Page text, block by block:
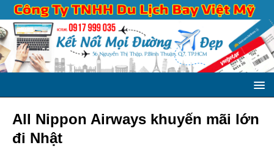
All Nippon Airways khuyến mãi lớn
đi Nhật